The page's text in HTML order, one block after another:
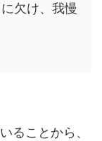
欠け、我慢
ることから、